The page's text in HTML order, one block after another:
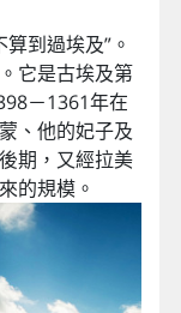
到過埃及”。
它是古埃及第
－1361年在
、他的妃子及
期，又經拉美
的規模。